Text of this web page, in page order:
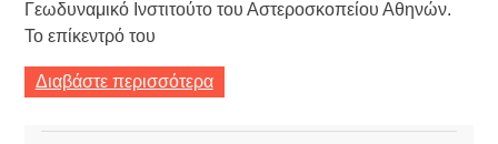
Γεωδυναμικό Ινστιτούτο του Αστεροσκοπείου Αθηνών.
Το επίκεντρό του
Διαβάστε περισσότερα